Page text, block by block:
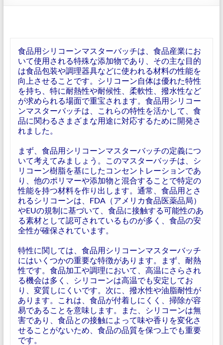
食品用シリコーンマスターバッチは、食品産業にお
いて使用される特殊な添加物であり、その主な目的
は食品包装や調理器具などに使われる材料の性能を
向上させることです。シリコーン自体は優れた特性
を持ち、特に耐熱性や耐候性、柔軟性、撥水性など
が求められる場面で重宝されます。食品用シリコー
ンマスターバッチは、これらの特性を活かして、食
品に関わるさまざまな用途に対応するために開発さ
れました。
まず、食品用シリコーンマスターバッチの定義につ
いて考えてみましょう。このマスターバッチは、シ
リコーン樹脂を基にしたコンセントレーションであ
り、他のポリマーや添加物と混合することで特定の
性能を持つ材料を作り出します。通常、食品用とさ
れるシリコーンは、FDA（アメリカ食品医薬品局）
やEUの規制に基づいて、食品に接触する可能性のあ
る素材として認可されているものが多く、食品の安
全性が確保されています。
特性に関しては、食品用シリコーンマスターバッチ
にはいくつかの重要な特徴があります。まず、耐熱
性です。食品加工や調理において、高温にさらされ
る機会は多く、シリコーンは高温でも安定してお
り、変質しにくいです。次に、撥水性や油脂耐性が
あります。これは、食品が付着しにくく、掃除が容
易であることを意味します。また、シリコーンは無
害であり、食品との接触によって味や香りを変化さ
せることがないため、食品の品質を保つ上でも重要
です。